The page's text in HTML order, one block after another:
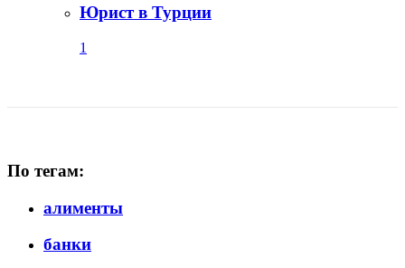
Юрист в Турции
1
По тегам:
алименты
банки